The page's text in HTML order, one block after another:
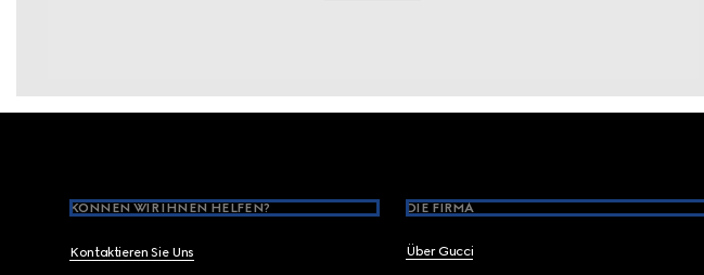
Footer
KÖNNEN WIR IHNEN HELFEN?
Kontaktieren Sie Uns
DIE FIRMA
Über Gucci